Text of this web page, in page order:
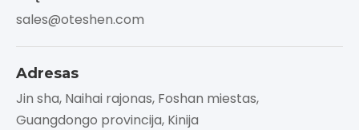
sales@oteshen.com
Adresas
Jin sha, Naihai rajonas, Foshan miestas,
Guangdongo provincija, Kinija